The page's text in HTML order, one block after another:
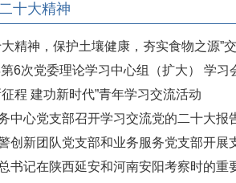
十大精神
精神，保护土壤健康，夯实食物之源”
6次党委理论学习中心组（扩大） 学习
程 建功新时代”青年学习交流活动
中心党支部召开学习交流党的二十大报
创新团队党支部和业务服务党支部开展
书记在陕西延安和河南安阳考察时的重